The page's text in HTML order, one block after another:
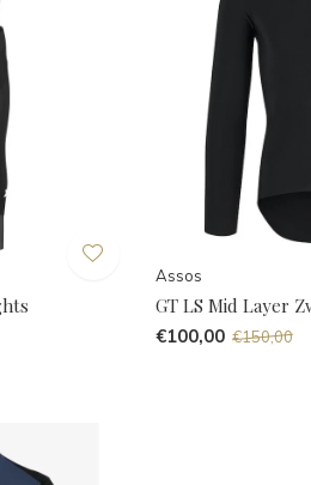
Assos
GT LS Mid Layer
€100,00 €150,00